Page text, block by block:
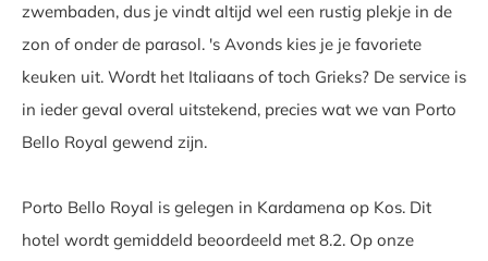
zwembaden, dus je vindt altijd wel een rustig plekje in de
zon of onder de parasol. 's Avonds kies je je favoriete
keuken uit. Wordt het Italiaans of toch Grieks? De service is
in ieder geval overal uitstekend, precies wat we van Porto
Bello Royal gewend zijn.
Porto Bello Royal is gelegen in Kardamena op Kos. Dit
hotel wordt gemiddeld beoordeeld met 8.2. Op onze